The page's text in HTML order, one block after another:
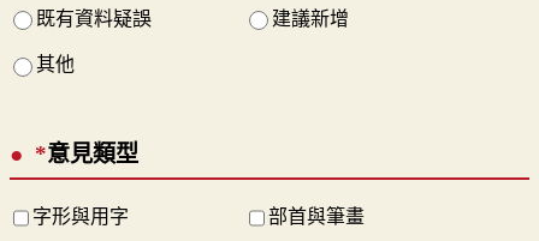
既有資料疑誤 建議新增
其他
*意見類型
字形與用字 部首與筆畫